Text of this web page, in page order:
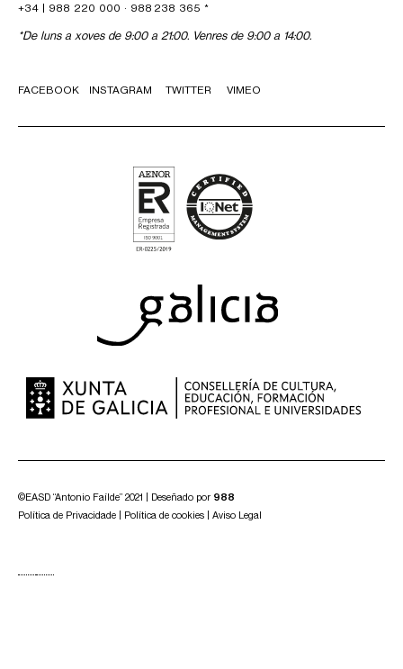
+34 | 988 220 000 · 988 238 365 *
*De luns a xoves de 9:00 a 21:00. Venres de 9:00 a 14:00.
FACEBOOK INSTAGRAM TWITTER VIMEO
©EASD “Antonio Faílde” 2021 | Deseñado por 988
Política de Privacidade
Política de cookies Aviso Legal